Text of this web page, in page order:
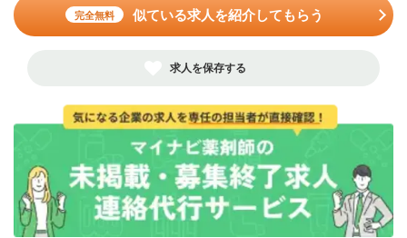
完全無料 似ている求人を紹介してもらう
求人を保存する